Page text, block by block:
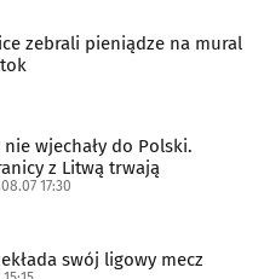
zebrali pieniądze na mural
wjechały do Polski.
z Litwą trwają
17:30
swój ligowy mecz